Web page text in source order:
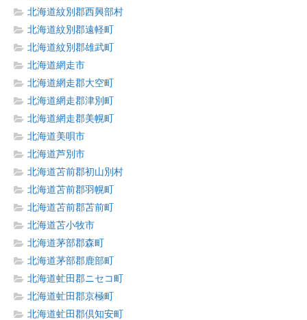
北海道紋別郡西興部村
北海道紋別郡遠軽町
北海道紋別郡雄武町
北海道網走市
北海道網走郡大空町
北海道網走郡津別町
北海道網走郡美幌町
北海道美唄市
北海道芦別市
北海道苫前郡初山別村
北海道苫前郡羽幌町
北海道苫前郡苫前町
北海道苫小牧市
北海道茅部郡森町
北海道茅部郡鹿部町
北海道虻田郡ニセコ町
北海道虻田郡京極町
北海道虻田郡倶知安町